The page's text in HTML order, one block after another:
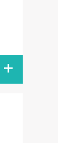
+